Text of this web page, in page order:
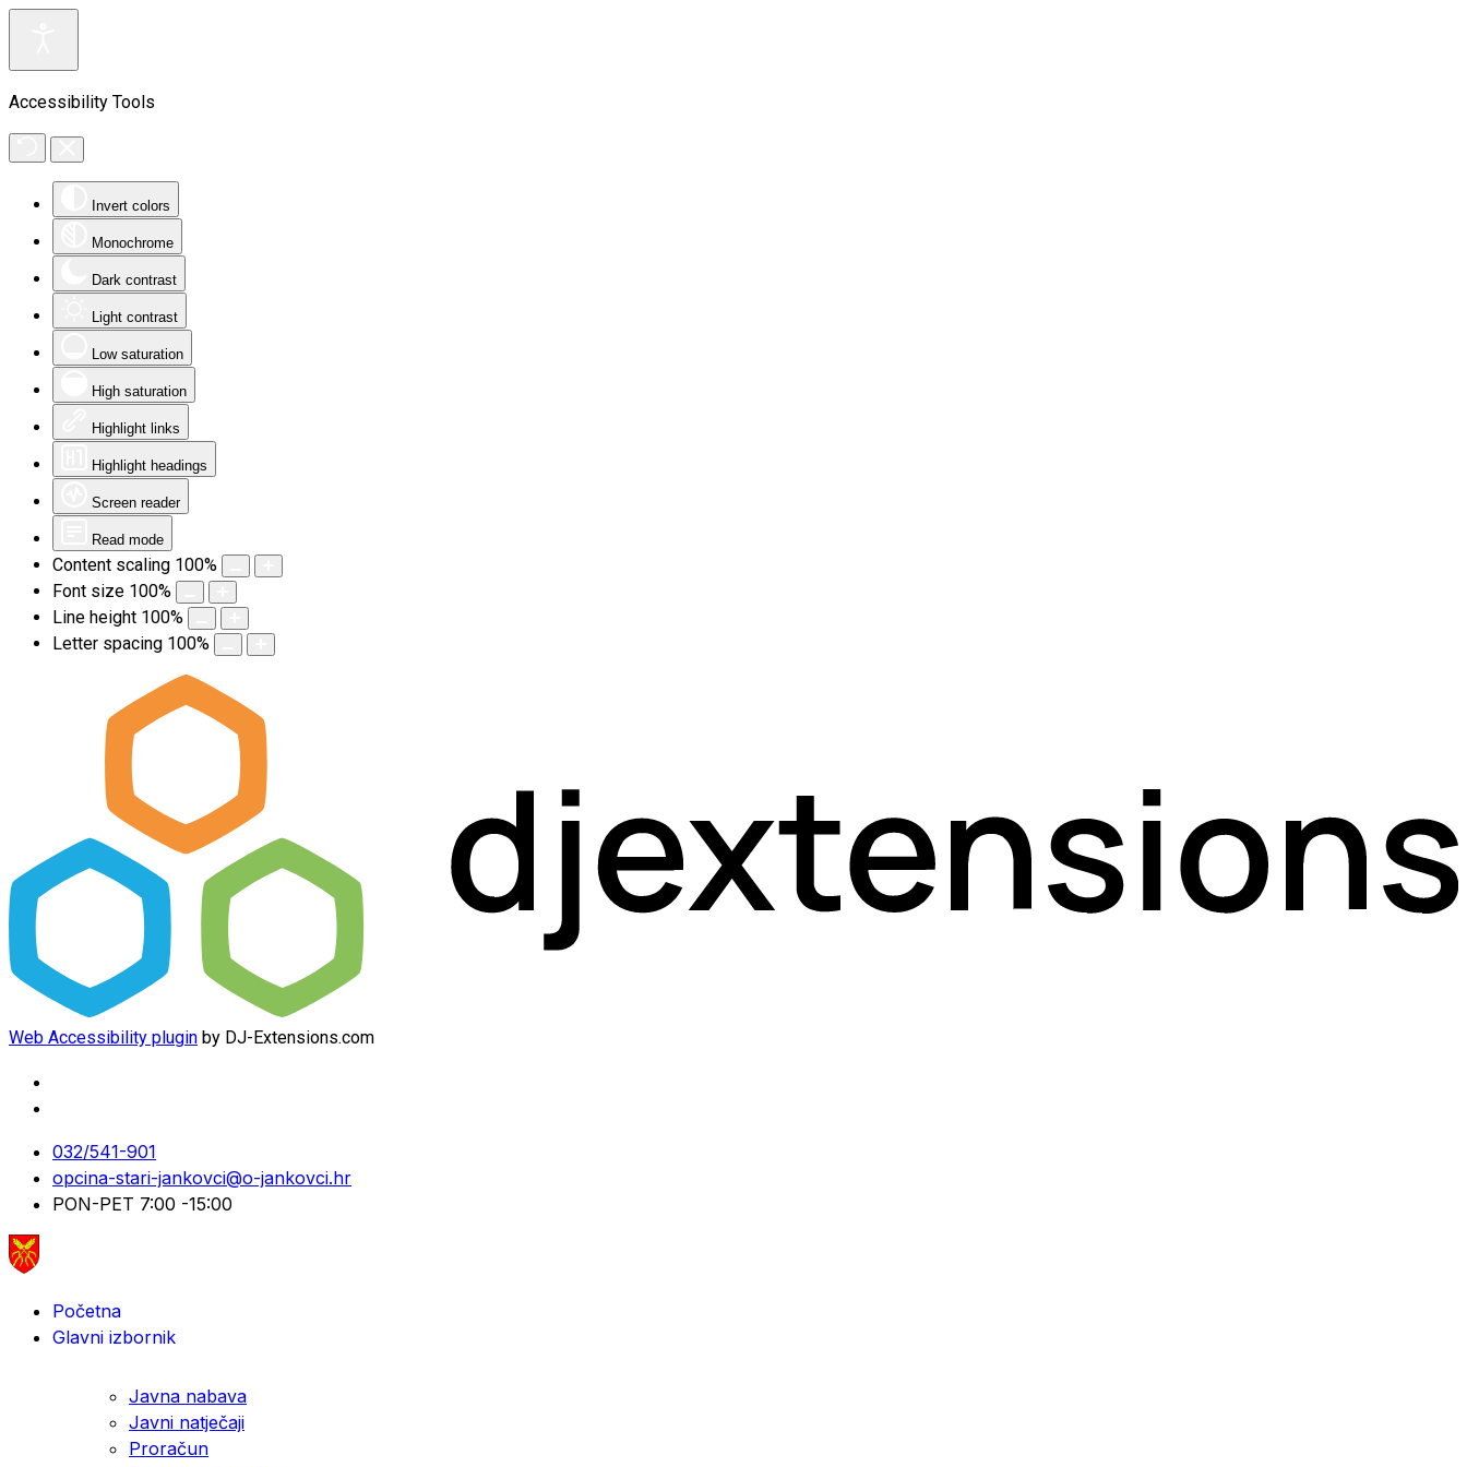
Accessibility Tools
Invert colors
Monochrome
Dark contrast
Light contrast
Low saturation
High saturation
Highlight links
Highlight headings
Screen reader
Read mode
Content scaling 100%
Font size 100%
Line height 100%
Letter spacing 100%
Web Accessibility plugin by DJ-Extensions.com
032/541-901
opcina-stari-jankovci@o-jankovci.hr
PON-PET 7:00 -15:00
Početna
Glavni izbornik
Javna nabava
Javni natječaji
Proračun